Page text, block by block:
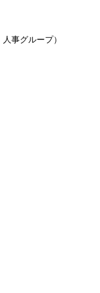
人事グループ）